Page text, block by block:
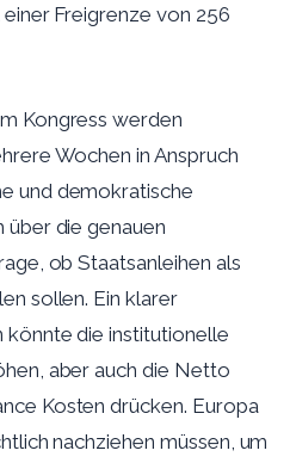
Freigrenze von 256
Kongress werden
Wochen in Anspruch
und demokratische
die genauen
ob Staatsanleihen als
sollen. Ein klarer
könnte die institutionelle
aber auch die Netto
Kosten drücken. Europa
nachziehen müssen, um